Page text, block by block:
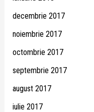
decembrie 2017
noiembrie 2017
octombrie 2017
septembrie 2017
august 2017
iulie 2017